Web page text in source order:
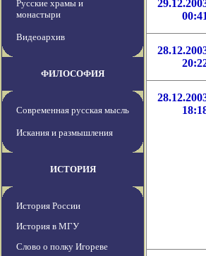
Русские храмы и
монастыри
Видеоархив
ФИЛОСОФИЯ
Современная русская мысль
Искания и размышления
ИСТОРИЯ
История России
История в МГУ
Слово о полку Игореве
00:41